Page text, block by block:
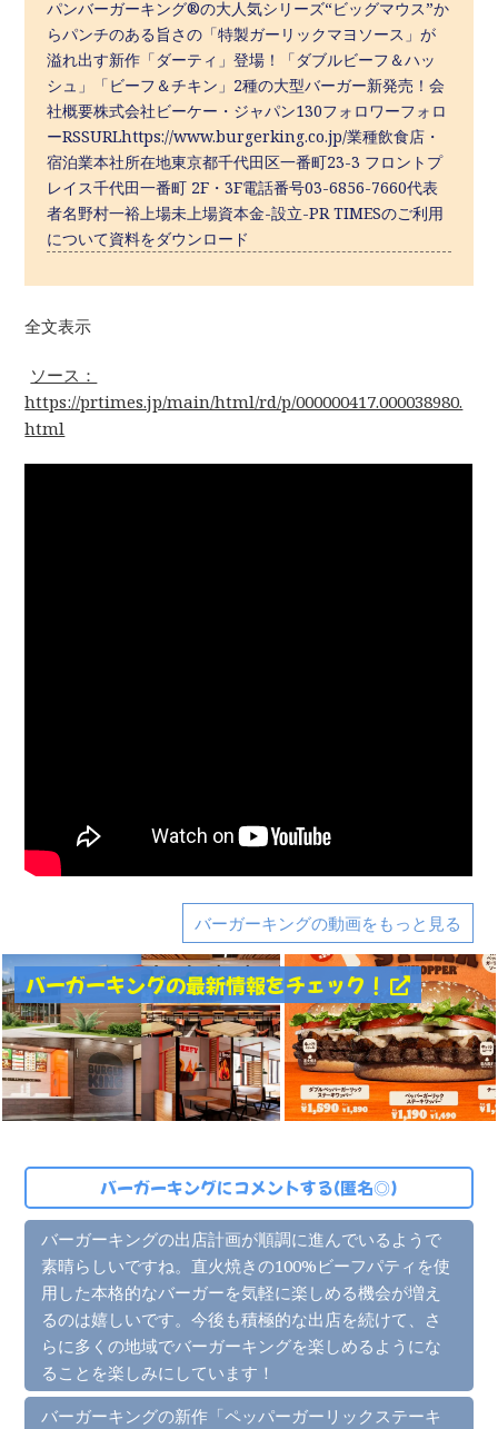
パンバーガーキング®の大人気シリーズ“ビッグマウス”か
らパンチのある旨さの「特製ガーリックマヨソース」が
溢れ出す新作「ダーティ」登場！「ダブルビーフ＆ハッ
シュ」「ビーフ＆チキン」2種の大型バーガー新発売！会
社概要株式会社ビーケー・ジャパン130フォロワーフォロ
ーRSSURLhttps://www.burgerking.co.jp/業種飲食店・
宿泊業本社所在地東京都千代田区一番町23-3 フロントプ
レイス千代田一番町 2F・3F電話番号03-6856-7660代表
者名野村一裕上場未上場資本金-設立-PR TIMESのご利用
について資料をダウンロード
全文表示
ソース：
https://prtimes.jp/main/html/rd/p/000000417.000038980.
html
バーガーキングの動画をもっと見る
バーガーキングの最新情報をチェック！
バーガーキングにコメントする(匿名◎)
バーガーキングの出店計画が順調に進んでいるようで
素晴らしいですね。直火焼きの100%ビーフパティを使
用した本格的なバーガーを気軽に楽しめる機会が増え
るのは嬉しいです。今後も積極的な出店を続けて、さ
らに多くの地域でバーガーキングを楽しめるようにな
ることを楽しみにしています！
バーガーキングの新作「ペッパーガーリックステーキ